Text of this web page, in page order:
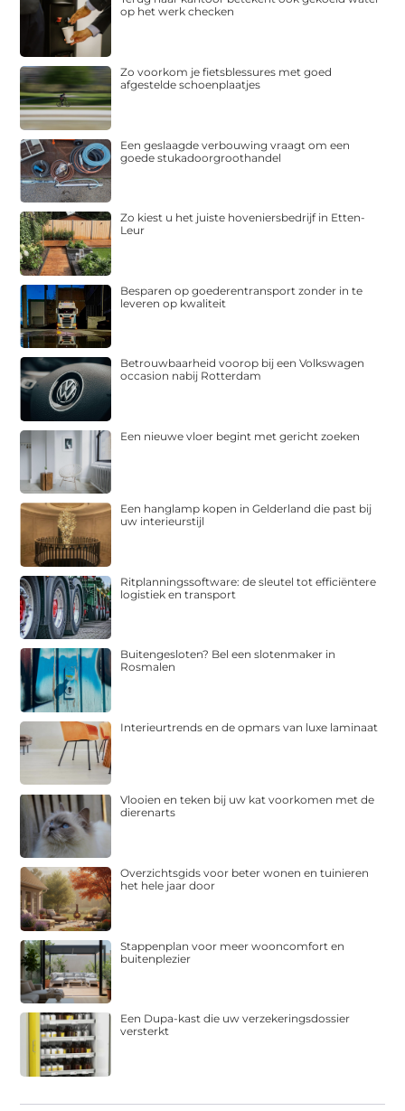
op het werk checken
Zo voorkom je fietsblessures met goed
afgestelde schoenplaatjes
Een geslaagde verbouwing vraagt om een
goede stukadoorgroothandel
Zo kiest u het juiste hoveniersbedrijf in Etten-
Leur
Besparen op goederentransport zonder in te
leveren op kwaliteit
Betrouwbaarheid voorop bij een Volkswagen
occasion nabij Rotterdam
Een nieuwe vloer begint met gericht zoeken
Een hanglamp kopen in Gelderland die past bij
uw interieurstijl
Ritplanningssoftware: de sleutel tot efficiëntere
logistiek en transport
Buitengesloten? Bel een slotenmaker in
Rosmalen
Interieurtrends en de opmars van luxe laminaat
Vlooien en teken bij uw kat voorkomen met de
dierenarts
Overzichtsgids voor beter wonen en tuinieren
het hele jaar door
Stappenplan voor meer wooncomfort en
buitenplezier
Een Dupa-kast die uw verzekeringsdossier
versterkt